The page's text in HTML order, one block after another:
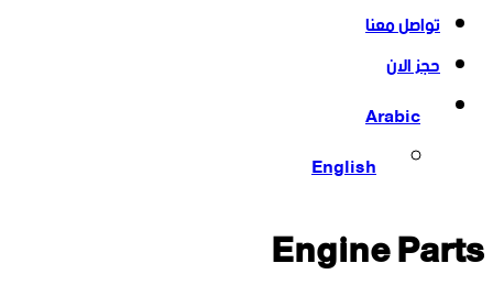
تواصل معنا
حجز الان
Arabic
English
Engine Parts